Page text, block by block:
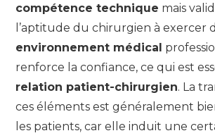
compétence technique mais
l’aptitude du chirurgien à exercer
environnement médical
renforce la confiance, ce qui est
relation patient-chirurgien. La
ces éléments est généralement
les patients, car elle induit une